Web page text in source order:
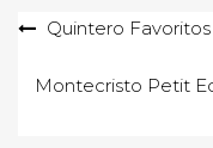
YazıQuintero
Montecristo Petit